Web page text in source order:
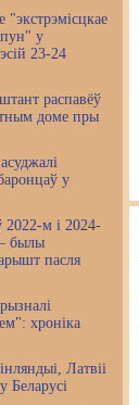
"экстрэмісцкае
у
23-24
распавёў
доме пры
у
2022-м і 2024-
былы
пасля
хроніка
Латвіі
Беларусі